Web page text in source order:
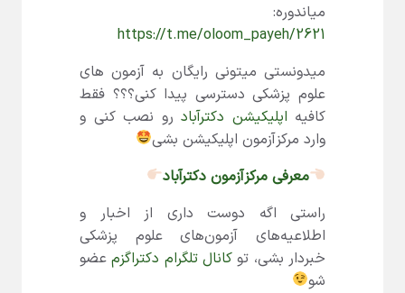
میاندوره:
https://t.me/oloom_payeh/2621
میدونستی میتونی رایگان به آزمون های
علوم پزشکی دسترسی پیدا کنی؟؟؟ فقط
کافیه اپلیکیشن دکترآباد رو نصب کنی و
وارد مرکزآزمون اپلیکیشن بشی
معرفی مرکزآزمون دکترآباد
راستی اگه دوست داری از اخبار و
اطلاعیه‌های آزمون‌های علوم پزشکی
خبردار بشی، تو کانال تلگرام دکتراگزمعضو
شو